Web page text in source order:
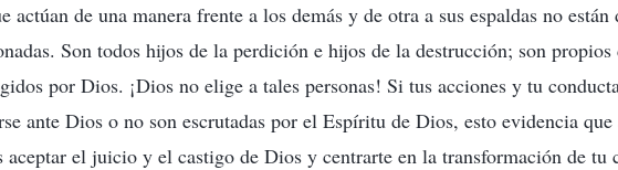
actúan de una manera frente a los demás y de otra a sus espaldas no están
Son todos hijos de la perdición e hijos de la destrucción; son propios
por Dios. ¡Dios no elige a tales personas! Si tus acciones y tu
ante Dios o no son escrutadas por el Espíritu de Dios, esto evidencia
aceptar el juicio y el castigo de Dios y centrarte en la transformación de tu